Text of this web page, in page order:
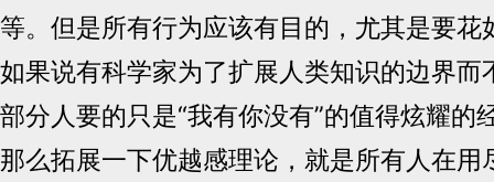
等。但是所有行为应该有目的，尤其是要花
如果说有科学家为了扩展人类知识的边界而
部分人要的只是“我有你没有”的值得炫耀的
那么拓展一下优越感理论，就是所有人在用